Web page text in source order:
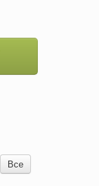
Все